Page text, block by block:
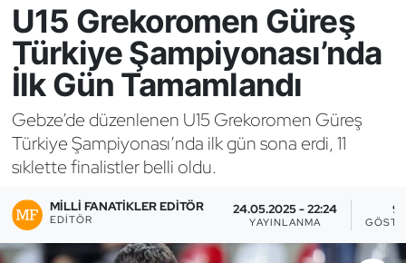
U15 Grekoromen Güreş
Türkiye Şampiyonası’nda
İlk Gün Tamamlandı
Gebze’de düzenlenen U15 Grekoromen Güreş
Türkiye Şampiyonası’nda ilk gün sona erdi, 11
sıklette finalistler belli oldu.
MILLI FANATIKLER EDITÖR
EDITÖR
24.05.2025 - 22:24
YAYINLANMA
9
Binicilik
Bisiklet
Boks
Briç
Buz Hokeyi